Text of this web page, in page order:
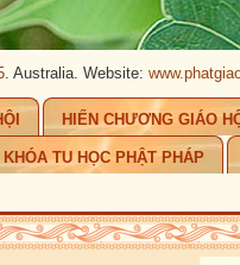
Website:
HIẾN CHƯƠNG GIÁO
KHÓA TU HỌC PHẬT PHÁP